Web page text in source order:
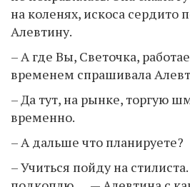
на коленях, искоса сердито
Алевтину.
– А где Вы, Светочка,
временем спрашивала
– Да тут, на рынке, торгую
временно.
– А дальше что планируете?
– Учиться пойду на